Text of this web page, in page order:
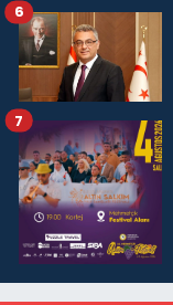
6
7